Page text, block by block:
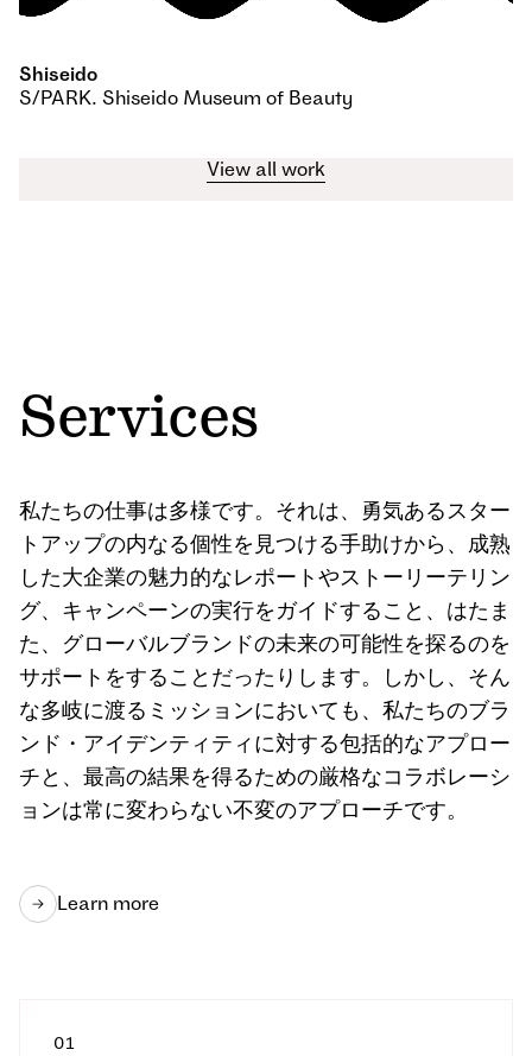
Shiseido
S/PARK. Shiseido Museum of Beauty
View all work
Services
私たちの仕事は多様です。それは、勇気あるスター
トアップの内なる個性を見つける手助けから、成熟
した大企業の魅力的なレポートやストーリーテリン
グ、キャンペーンの実行をガイドすること、はたま
た、グローバルブランドの未来の可能性を探るのを
サポートをすることだったりします。しかし、そん
な多岐に渡るミッションにおいても、私たちのブラ
ンド・アイデンティティに対する包括的なアプロー
チと、最高の結果を得るための厳格なコラボレーシ
ョンは常に変わらない不変のアプローチです。
Learn more
01